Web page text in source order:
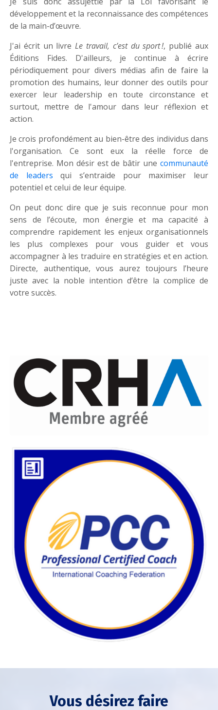
développement et la reconnaissance des compétences
de la main-d’œuvre.
J'ai écrit un livreLe travail, c’est du sport !, publié aux
Éditions Fides. D'ailleurs, je continue à écrire
périodiquement pour divers médias afin de faire la
promotion des humains, leur donner des outils pour
exercer leur leadership en toute circonstance et
surtout, mettre de l'amour dans leur réflexion et
action.
Je crois profondément au bien-être des individus dans
l'organisation. Ce sont eux la réelle force de
l'entreprise. Mon désir est de bâtir une communauté
de leaders qui s’entraide pour maximiser leur
potentiel et celui de leur équipe.
On peut donc dire que je suis reconnue pour mon
sens de l’écoute, mon énergie et ma capacité à
comprendre rapidement les enjeux organisationnels
les plus complexes pour vous guider et vous
accompagner à les traduire en stratégies et en action.
Directe, authentique, vous aurez toujours l’heure
juste avec la noble intention d’être la complice de
votre succès.
Vous désirez faire